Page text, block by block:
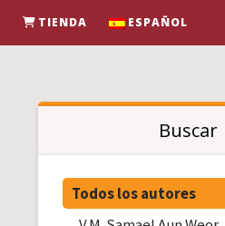
TIENDA ESPAÑOL
Buscar
Todos los autores